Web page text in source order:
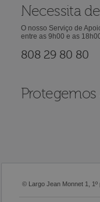
Necessita
O nosso Serviço de
entre as 9h00 e as
808 29 80 80
© Largo Jean Monnet 1,